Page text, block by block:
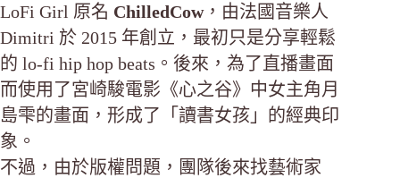
LoFi Girl 原名 ChilledCow，由法國音樂人
Dimitri 於 2015 年創立，最初只是分享輕鬆
的 lo-fi hip hop beats。後來，為了直播畫面
而使用了宮崎駿電影《心之谷》中女主角月
島雫的畫面，形成了「讀書女孩」的經典印
象。
不過，由於版權問題，團隊後來找藝術家